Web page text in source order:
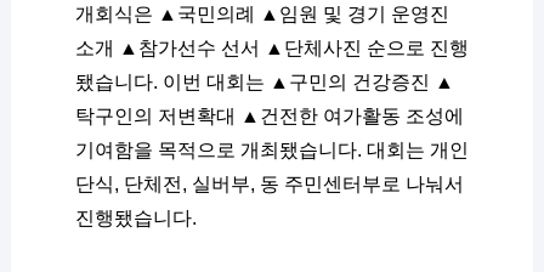
개회식은 ▲국민의례 ▲임원 및 경기 운영진
소개 ▲참가선수 선서 ▲단체사진 순으로 진행
됐습니다. 이번 대회는 ▲구민의 건강증진 ▲
탁구인의 저변확대 ▲건전한 여가활동 조성에
기여함을 목적으로 개최됐습니다. 대회는 개인
단식, 단체전, 실버부, 동 주민센터부로 나눠서
진행됐습니다.